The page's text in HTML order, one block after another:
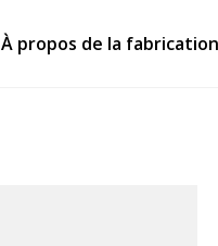
À propos de la fabrication